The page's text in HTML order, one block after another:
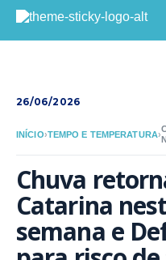
26/06/2026
INÍCIO›TEMPO E TEMPERATURA›
Chuva
Catarina
semana e